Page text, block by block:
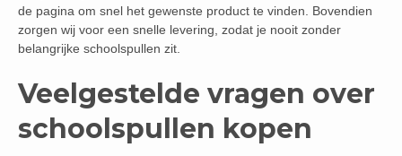
de pagina om snel het gewenste product te vinden. Bovendien
zorgen wij voor een snelle levering, zodat je nooit zonder
belangrijke schoolspullen zit.
Veelgestelde vragen over
schoolspullen kopen